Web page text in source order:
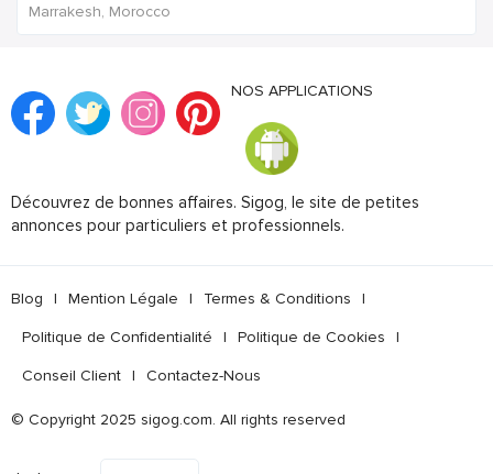
Marrakesh, Morocco
NOS APPLICATIONS
Découvrez de bonnes affaires. Sigog, le site de petites
annonces pour particuliers et professionnels.
Blog | Mention Légale | Termes & Conditions |
Politique de Confidentialité | Politique de Cookies |
Conseil Client | Contactez-Nous
© Copyright 2025 sigog.com. All rights reserved